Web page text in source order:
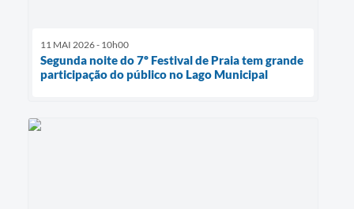
11 MAI 2026 - 10h00
Segunda noite do 7º Festival de Praia tem grande
participação do público no Lago Municipal